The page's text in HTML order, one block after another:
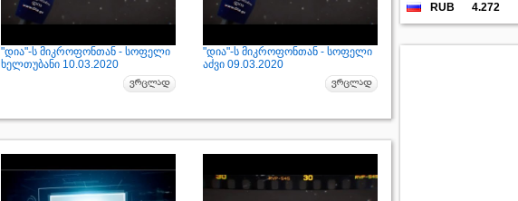
"დია"-ს მიკროფონთან - სოფელი
ხელთუბანი 10.03.2020
"დია"-ს მიკროფონთან - სოფელი
აძვი 09.03.2020
RUB 4.272